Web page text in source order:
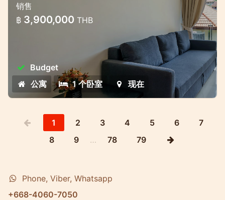
销售
฿ 3,900,000 THB
Budget
公寓
1 个卧室 现在
1 2 3 4 5 6
7
8
9 … 78 79
Phone, Viber, Whatsapp
+668-4060-7050